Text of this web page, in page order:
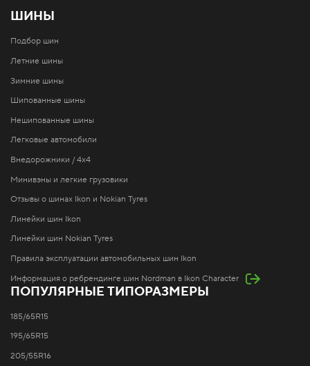
ШИНЫ
Подбор шин
Летние шины
Зимние шины
Шипованные шины
Нешипованные шины
Легковые автомобили
Внедорожники / 4x4
Минивэны и легкие грузовики
Отзывы о шинах Ikon и Nokian Tyres
Линейки шин Ikon
Линейки шин Nokian Tyres
Правила эксплуатации автомобильных шин Ikon
Информация о ребрендинге шин Nordman в Ikon Character
ПОПУЛЯРНЫЕ ТИПОРАЗМЕРЫ
185/65R15
195/65R15
205/55R16